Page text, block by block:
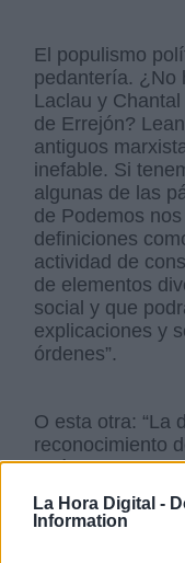
La Hora Digital -
Information
El populismo
pedantería. ¿No
Laclau y
de Errejón?
antiguos
inefable. Si
algunas de las
de Podemos
definiciones
actividad de
de elementos
social y que
explicaciones y
órdenes”.
O esta otra: “La
reconocimiento
política y de
orden, por la
términos de